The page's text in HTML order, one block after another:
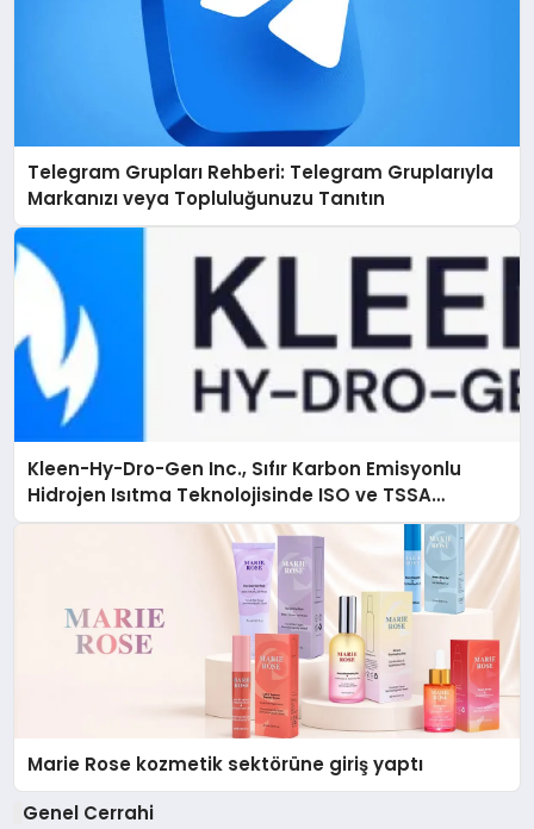
Telegram Grupları Rehberi: Telegram Gruplarıyla
Markanızı veya Topluluğunuzu Tanıtın
Kleen-Hy-Dro-Gen Inc., Sıfır Karbon Emisyonlu
Hidrojen Isıtma Teknolojisinde ISO ve TSSA
Düzenleyici Onaylarını Aldı
Marie Rose kozmetik sektörüne giriş yaptı
Genel Cerrahi